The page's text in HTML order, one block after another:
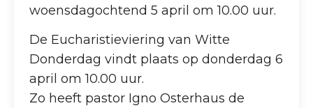
woensdagochtend 5 april om 10.00 uur.
De Eucharistieviering van Witte
Donderdag vindt plaats op donderdag 6
april om 10.00 uur.
Zo heeft pastor Igno Osterhaus de